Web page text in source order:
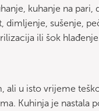
kuhanje na
sušenje,
ili šok
ali u isto vrijeme
Kuhinja je nastala